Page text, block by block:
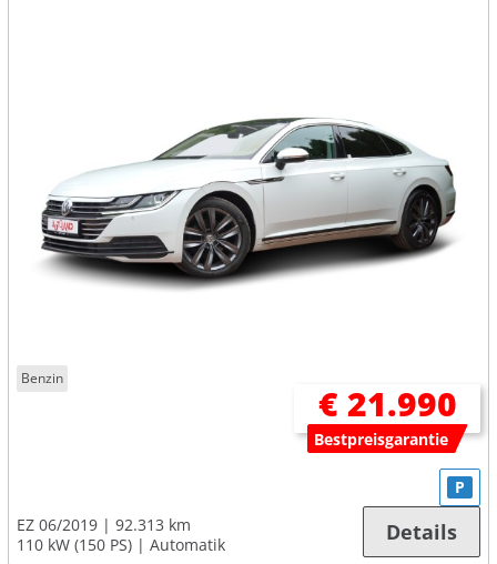
Benzin
€ 21.990
Bestpreisgarantie
EZ 06/2019
92.313 km
110 kW (150 PS)
Automatik
P
Details